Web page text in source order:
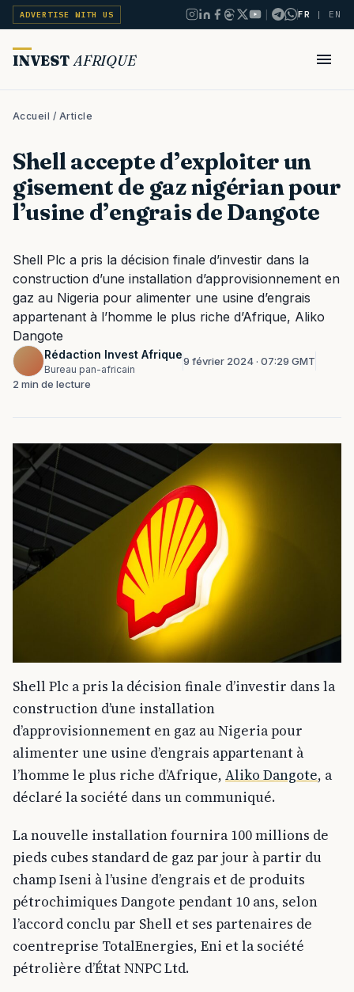
ADVERTISE WITH US | FR | EN
INVEST AFRIQUE
Accueil / Article
Shell accepte d’exploiter un
gisement de gaz nigérian pour
l’usine d’engrais de Dangote
Shell Plc a pris la décision finale d’investir dans la
construction d’une installation d’approvisionnement en
gaz au Nigeria pour alimenter une usine d’engrais
appartenant à l’homme le plus riche d’Afrique, Aliko
Dangote
Rédaction Invest Afrique
Bureau pan-africain
9 février 2024 · 07:29 GMT
2 min de lecture
Shell Plc a pris la décision finale d’investir dans la
construction d’une installation
d’approvisionnement en gaz au Nigeria pour
alimenter une usine d’engrais appartenant à
l’homme le plus riche d’Afrique, Aliko Dangote, a
déclaré la société dans un communiqué.
La nouvelle installation fournira 100 millions de
pieds cubes standard de gaz par jour à partir du
champ Iseni à l’usine d’engrais et de produits
pétrochimiques Dangote pendant 10 ans, selon
l’accord conclu par Shell et ses partenaires de
coentreprise TotalEnergies, Eni et la société
pétrolière d’État NNPC Ltd.